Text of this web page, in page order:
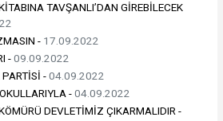
TAVŞANLI’DAN GİREBİLECEK
- 17.09.2022
-09.09.2022
-04.09.2022
-04.09.2022
DEVLETİMİZ ÇIKARMALIDIR -